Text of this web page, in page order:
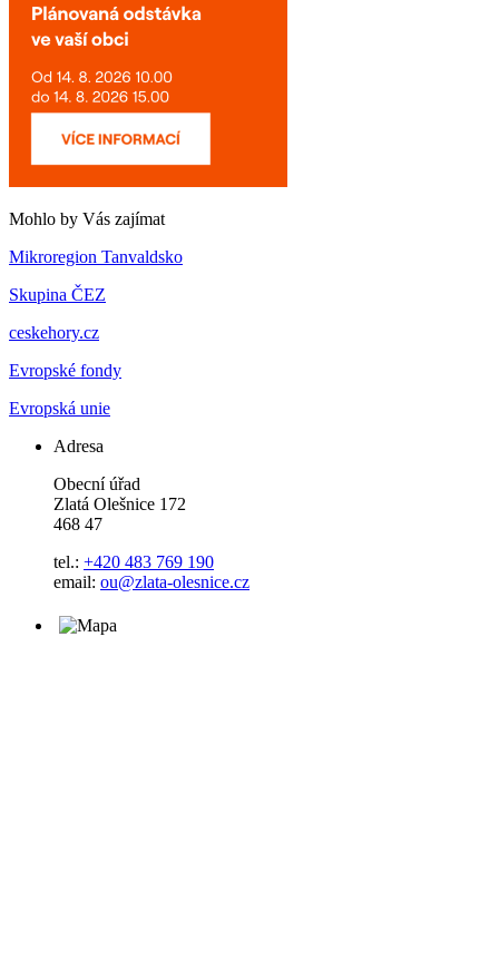
Mohlo by Vás zajímat
Mikroregion Tanvaldsko
Skupina ČEZ
ceskehory.cz
Evropské fondy
Evropská unie
Adresa
Obecní úřad
Zlatá Olešnice 172
468 47
tel.: +420 483 769 190
email: ou@zlata-olesnice.cz